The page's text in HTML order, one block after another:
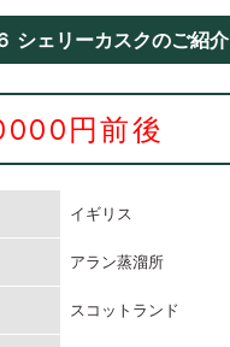
シェリーカスクのご紹介
円前後
イギリス
アラン蒸溜所
スコットランド